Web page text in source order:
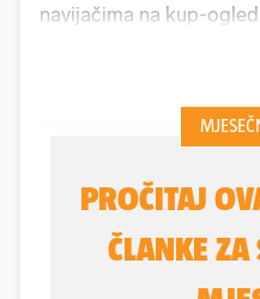
navijačima na kup-